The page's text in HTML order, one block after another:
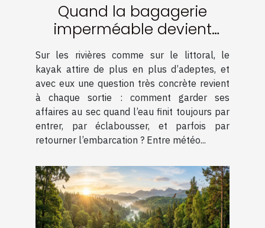
Quand la bagagerie
imperméable devient
l’alliée des aventuriers en
kayak
Sur les rivières comme sur le littoral, le
kayak attire de plus en plus d’adeptes, et
avec eux une question très concrète revient
à chaque sortie : comment garder ses
affaires au sec quand l’eau finit toujours par
entrer, par éclabousser, et parfois par
retourner l’embarcation ? Entre météo...